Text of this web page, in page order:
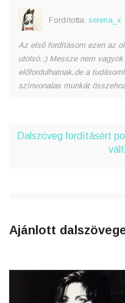
Fordította: serena_x
Az első fordításom ezen az
utolsó.:) Messze nem
előfordulhatnak,de a
színvonalas munkát
Dalszöveg fordításért
Ajánlott